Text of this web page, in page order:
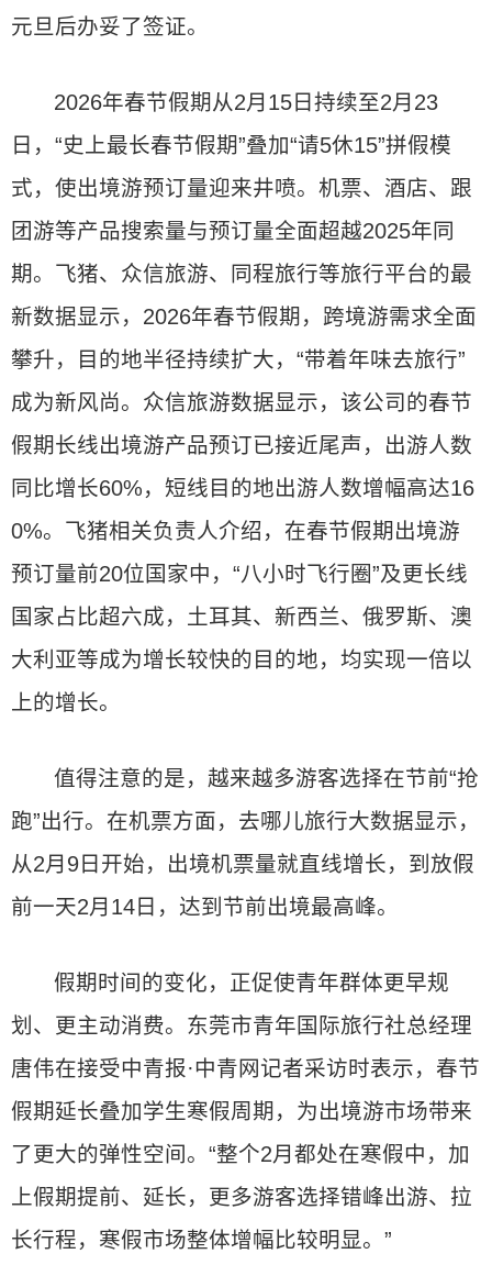
元旦后办妥了签证。
2026年春节假期从2月15日持续至2月23
日，“史上最长春节假期”叠加“请5休15”拼假模
式，使出境游预订量迎来井喷。机票、酒店、跟
团游等产品搜索量与预订量全面超越2025年同
期。飞猪、众信旅游、同程旅行等旅行平台的最
新数据显示，2026年春节假期，跨境游需求全面
攀升，目的地半径持续扩大，“带着年味去旅行”
成为新风尚。众信旅游数据显示，该公司的春节
假期长线出境游产品预订已接近尾声，出游人数
同比增长60%，短线目的地出游人数增幅高达16
0%。飞猪相关负责人介绍，在春节假期出境游
预订量前20位国家中，“八小时飞行圈”及更长线
国家占比超六成，土耳其、新西兰、俄罗斯、澳
大利亚等成为增长较快的目的地，均实现一倍以
上的增长。
值得注意的是，越来越多游客选择在节前“抢
跑”出行。在机票方面，去哪儿旅行大数据显示，
从2月9日开始，出境机票量就直线增长，到放假
前一天2月14日，达到节前出境最高峰。
假期时间的变化，正促使青年群体更早规
划、更主动消费。东莞市青年国际旅行社总经理
唐伟在接受中青报·中青网记者采访时表示，春节
假期延长叠加学生寒假周期，为出境游市场带来
了更大的弹性空间。“整个2月都处在寒假中，加
上假期提前、延长，更多游客选择错峰出游、拉
长行程，寒假市场整体增幅比较明显。”